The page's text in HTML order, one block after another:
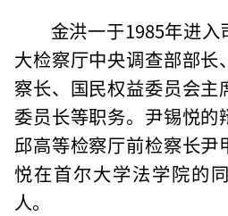
金洪一于1985年进
大检察厅中央调查部部长
察长、国民权益委员会主
委员长等职务。尹锡悦的
邱高等检察厅前检察长尹
悦在首尔大学法学院的
人。